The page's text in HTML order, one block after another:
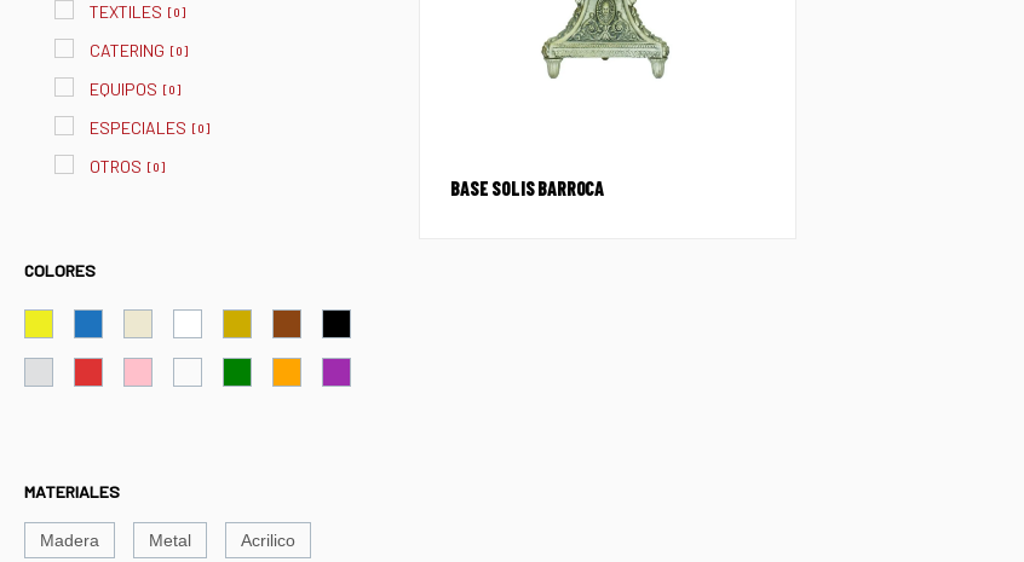
TEXTILES [0]
CATERING [0]
EQUIPOS [0]
ESPECIALES [0]
OTROS [0]
COLORES
MATERIALES
Madera Metal Acrilico
BASE SOLIS BARROCA